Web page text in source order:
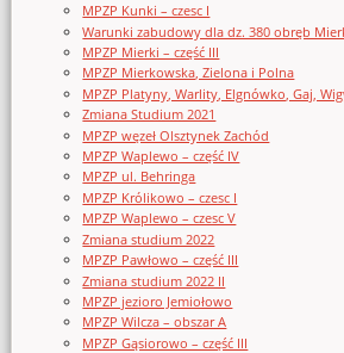
MPZP Kunki – czesc I
Warunki zabudowy dla dz. 380 obręb
MPZP Mierki – część III
MPZP Mierkowska, Zielona i Polna
MPZP Platyny, Warlity, Elgnówko, Gaj,
Zmiana Studium 2021
MPZP węzeł Olsztynek Zachód
MPZP Waplewo – część IV
MPZP ul. Behringa
MPZP Królikowo – czesc I
MPZP Waplewo – czesc V
Zmiana studium 2022
MPZP Pawłowo – część III
Zmiana studium 2022 II
MPZP jezioro Jemiołowo
MPZP Wilcza – obszar A
MPZP Gąsiorowo – część III